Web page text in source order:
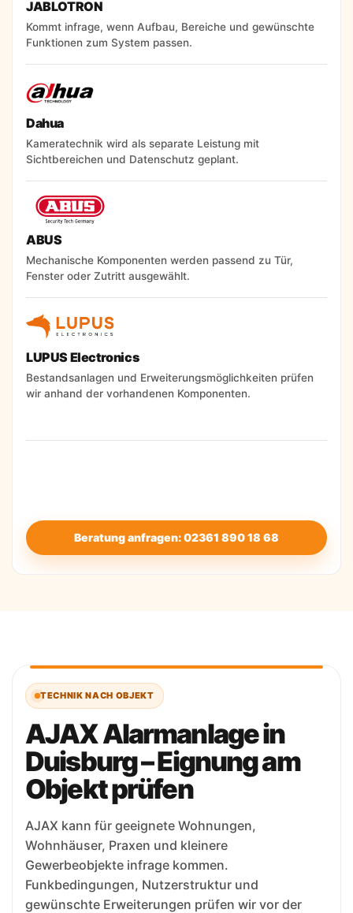
JABLOTRON
Kommt infrage, wenn Aufbau, Bereiche und gewünschte
Funktionen zum System passen.
Dahua
Kameratechnik wird als separate Leistung mit
Sichtbereichen und Datenschutz geplant.
ABUS
Mechanische Komponenten werden passend zu Tür,
Fenster oder Zutritt ausgewählt.
LUPUS Electronics
Bestandsanlagen und Erweiterungsmöglichkeiten prüfen
wir anhand der vorhandenen Komponenten.
Beratung anfragen: 02361 890 18 68
TECHNIK NACH OBJEKT
AJAX Alarmanlage in
Duisburg – Eignung am
Objekt prüfen
AJAX kann für geeignete Wohnungen,
Wohnhäuser, Praxen und kleinere
Gewerbeobjekte infrage kommen.
Funkbedingungen, Nutzerstruktur und
gewünschte Erweiterungen prüfen wir vor der